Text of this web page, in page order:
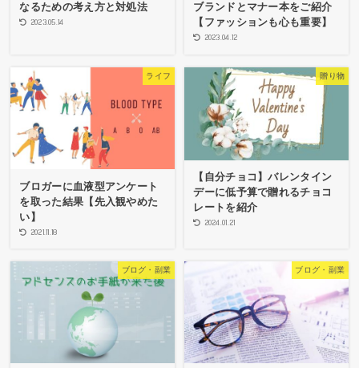
なるための考え方と対処法
2023.05.14
ブランドとマナー本をご紹介
【ファッションも心も重要】
2023.04.12
ライフ
ブロガーに血液型アンケート
を取った結果【先入観やめた
い】
2021.11.18
贈り物
【自分チョコ】バレンタイン
デーに低予算で贈れるチョコ
レートを紹介
2024.01.21
ブログ・副業 ブログ・副業